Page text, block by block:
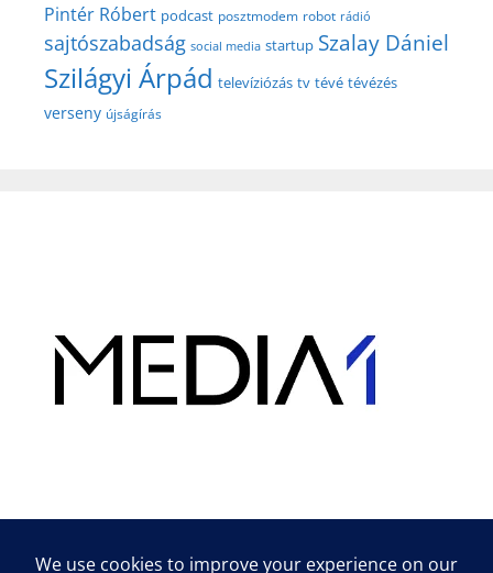
Pintér Róbert podcast posztmodem robot rádió
sajtószabadság social media startup Szalay Dániel
Szilágyi Árpád televíziózás tv tévé tévézés
verseny újságírás